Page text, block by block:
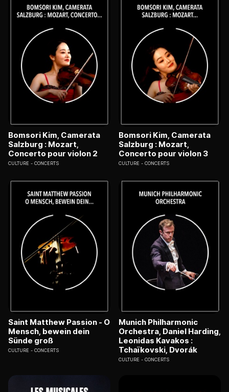
Bomsori Kim, Camerata
Salzburg : Mozart,
Concerto pour violon 2
CULTURE CONCERTS
Bomsori Kim, Camerata
Salzburg : Mozart,
Concerto pour violon 3
CULTURE CONCERTS
Saint Matthew Passion - O
Mensch, bewein dein
Sünde groß
CULTURE CONCERTS
Munich Philharmonic
Orchestra, Daniel Harding,
Leonidas Kavakos :
Tchaïkovski, Dvorák
CULTURE CONCERTS